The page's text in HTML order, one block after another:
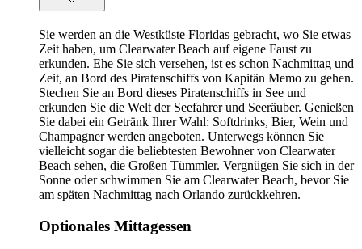
Sie werden an die Westküste Floridas gebracht, wo Sie etwas
Zeit haben, um Clearwater Beach auf eigene Faust zu
erkunden. Ehe Sie sich versehen, ist es schon Nachmittag und
Zeit, an Bord des Piratenschiffs von Kapitän Memo zu gehen.
Stechen Sie an Bord dieses Piratenschiffs in See und
erkunden Sie die Welt der Seefahrer und Seeräuber. Genießen
Sie dabei ein Getränk Ihrer Wahl: Softdrinks, Bier, Wein und
Champagner werden angeboten. Unterwegs können Sie
vielleicht sogar die beliebtesten Bewohner von Clearwater
Beach sehen, die Großen Tümmler. Vergnügen Sie sich in der
Sonne oder schwimmen Sie am Clearwater Beach, bevor Sie
am späten Nachmittag nach Orlando zurückkehren.
Optionales Mittagessen